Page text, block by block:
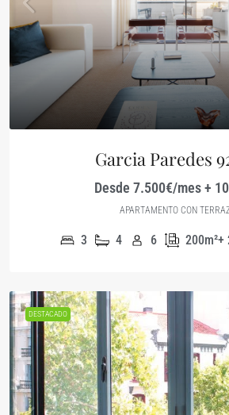
Garcia Paredes
Desde 7.500€/mes +
APARTAMENTO CON
3 4 6 200m²+
DESTACADO